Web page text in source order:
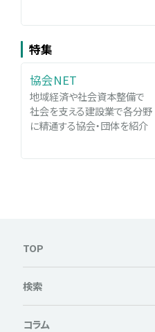
特集
協会NET
地域経済や社会資本整備で
社会を支える建設業で各分野
に精通する協会・団体を紹介
TOP
検索
コラム